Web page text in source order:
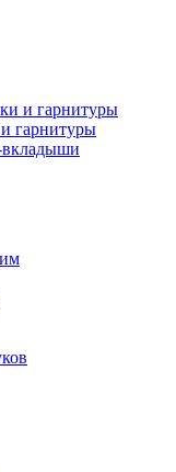
и гарнитуры
гарнитуры